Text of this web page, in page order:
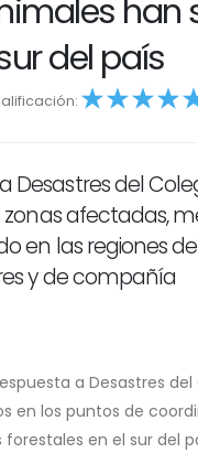
han
del país
3 4 5
Desastres del
afectadas,
en las regiones
y de compañía
a Desastres
en los puntos de
en el sur del